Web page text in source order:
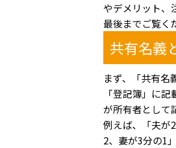
やデメリット、
最後までご覧く
共有名義
まず、「共有名
「登記簿」に
が所有者として
例えば、「夫が
2、妻が3分の1